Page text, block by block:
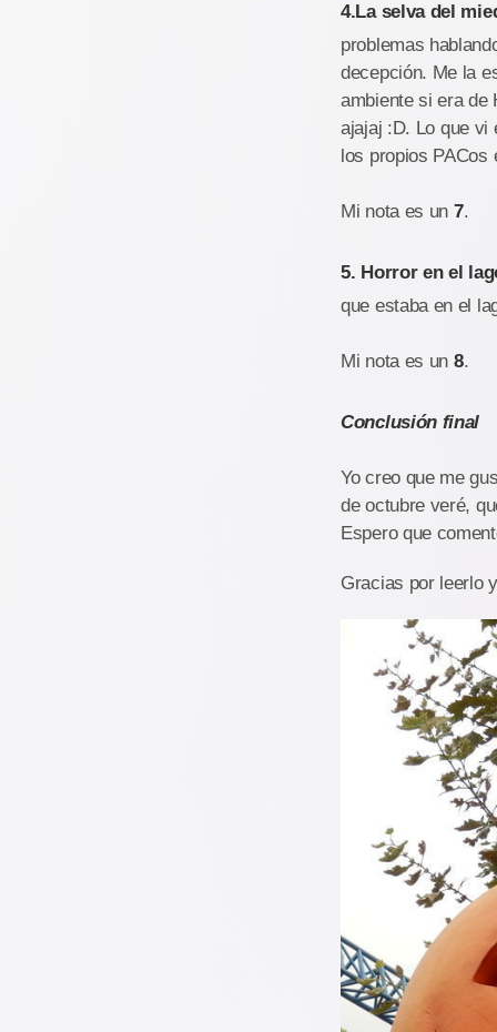
4.La selva del
problemas
decepción. Me la
ambiente si era de
ajajaj :D. Lo que vi
los propios PACos
Mi nota es un 7.
5. Horror en el
que estaba en el
Mi nota es un 8.
Conclusión final
Yo creo que me
de octubre veré,
Espero que
Gracias por leerlo